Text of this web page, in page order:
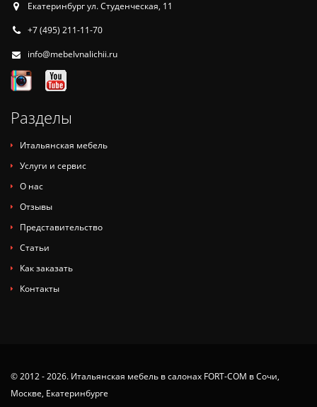
Екатеринбург ул. Студенческая, 11
+7 (495) 211-11-70
info@mebelvnalichii.ru
Разделы
Итальянская мебель
Услуги и сервис
О нас
Отзывы
Представительство
Статьи
Как заказать
Контакты
© 2012 - 2026. Итальянская мебель в салонах FORT-COM в Сочи,
Москве, Екатеринбурге